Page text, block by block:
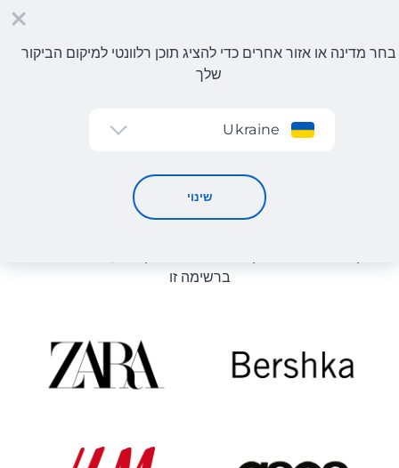
בחר מדינה או אזור אחרים כדי להציג תוכן רלוונטי למיקום הביקור
שלך
Ukraine
שינוי
קטלוג חנויות
קטלוג חנויות
ברשימה זו